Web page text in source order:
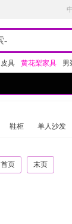
皮具 黄花梨家具 男
鞋柜 单人沙发
首页 末页